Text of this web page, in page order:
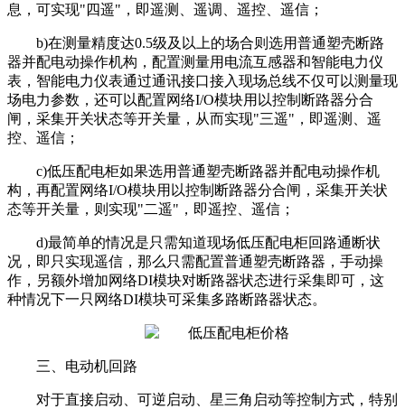
息，可实现"四遥"，即遥测、遥调、遥控、遥信；
b)在测量精度达0.5级及以上的场合则选用普通塑壳断路
器并配电动操作机构，配置测量用电流互感器和智能电力仪
表，智能电力仪表通过通讯接口接入现场总线不仅可以测量现
场电力参数，还可以配置网络I/O模块用以控制断路器分合
闸，采集开关状态等开关量，从而实现"三遥"，即遥测、遥
控、遥信；
c)低压配电柜如果选用普通塑壳断路器并配电动操作机
构，再配置网络I/O模块用以控制断路器分合闸，采集开关状
态等开关量，则实现"二遥"，即遥控、遥信；
d)最简单的情况是只需知道现场低压配电柜回路通断状
况，即只实现遥信，那么只需配置普通塑壳断路器，手动操
作，另额外增加网络DI模块对断路器状态进行采集即可，这
种情况下一只网络DI模块可采集多路断路器状态。
三、电动机回路
对于直接启动、可逆启动、星三角启动等控制方式，特别